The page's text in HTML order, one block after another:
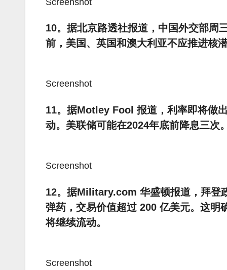
10。据北京路透社报道，中国外交部周
前，美国、英国和澳大利亚不应推进核
Screenshot
11。据Motley Fool 报道，利率即将做
动。美联储可能在2024年底前降息三次
Screenshot
12。据Military.com 华盛顿报道，拜登
弹药，交易价值超过 200 亿美元。这明
将继续流动。
Screenshot